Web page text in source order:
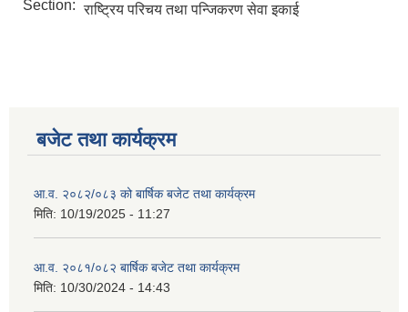
Section: राष्ट्रिय परिचय तथा पन्जिकरण सेवा इकाई
बजेट तथा कार्यक्रम
आ.व. २०८२/०८३ को बार्षिक बजेट तथा कार्यक्रम
मिति: 10/19/2025 - 11:27
आ.व. २०८१/०८२ बार्षिक बजेट तथा कार्यक्रम
मिति: 10/30/2024 - 14:43